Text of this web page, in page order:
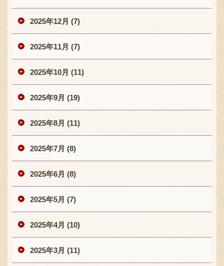
2025年12月 (7)
2025年11月 (7)
2025年10月 (11)
2025年9月 (19)
2025年8月 (11)
2025年7月 (8)
2025年6月 (8)
2025年5月 (7)
2025年4月 (10)
2025年3月 (11)